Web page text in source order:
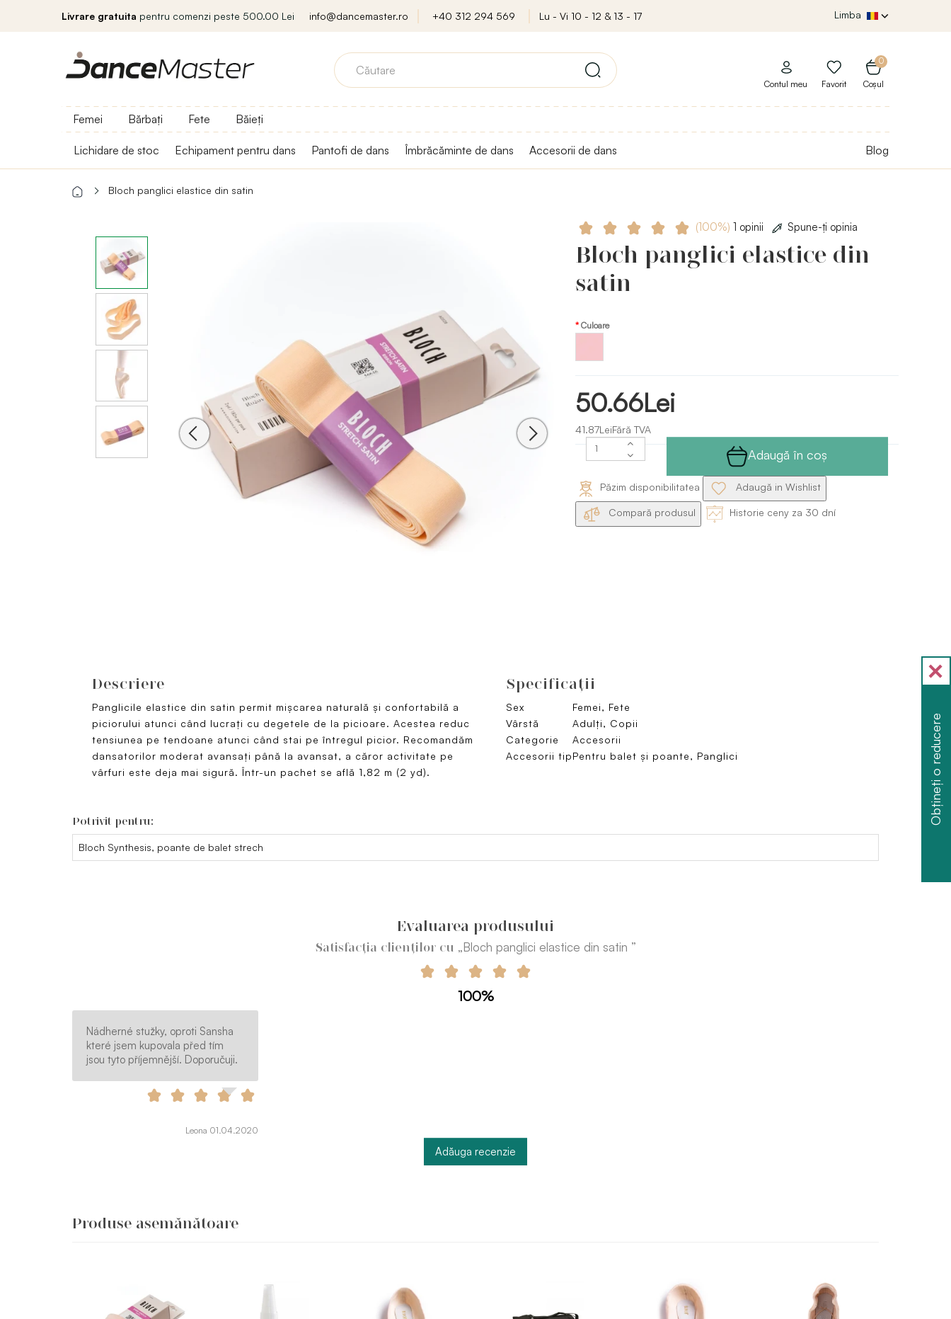
Livrare gratuita pentru comenzi peste 500.00 Lei info@dancemaster.ro +40 312 294 569 Lu - Vi 10 - 12 & 13 - 17 Limba
0
Coșul
Contul meu Favorit
Femei Bărbați Fete Băieți
Lichidare de stoc Echipament pentru dans Pantofi de dans Îmbrăcăminte de dans Accesorii de dans Blog
Bloch panglici elastice din satin
(100%) 1 opinii Spune-ţi opinia
Bloch panglici elastice din
satin
Culoare
50.66Lei
41.87LeiFără TVA
Adaugă în coş
Păzim disponibilitatea Adaugă in Wishlist
Compară produsul Historie ceny za 30 dní
Descriere
Panglicile elastice din satin permit mișcarea naturală și confortabilă a
piciorului atunci când lucrați cu degetele de la picioare. Acestea reduc
tensiunea pe tendoane atunci când stai pe întregul picior. Recomandăm
dansatorilor moderat avansați până la avansat, a căror activitate pe
vârfuri este deja mai sigură. Într-un pachet se află 1,82 m (2 yd).
Specificaţii
Sex
Femei, Fete
Vârstă
Adulți, Copii
Categorie
Accesorii
Accesorii tipPentru balet și poante, Panglici
Potrivit pentru:
Bloch Synthesis, poante de balet strech
Evaluarea produsului
Satisfacția clienților cu „Bloch panglici elastice din satin ”
100%
Nádherné stužky, oproti Sansha
které jsem kupovala před tím
jsou tyto příjemnější. Doporučuji.
Leona 01.04.2020
Adăuga recenzie
Produse asemănătoare
Obțineți o reducere